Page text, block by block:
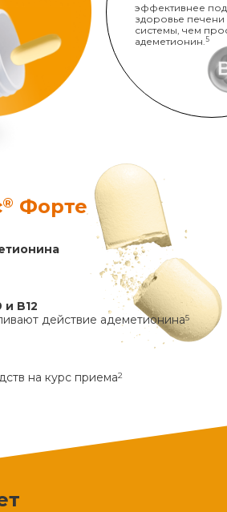
эффективнее
здоровье печени
системы, чем
адеметионин. 5
® Форте
B12
действие адеметионина5
на курс приема2